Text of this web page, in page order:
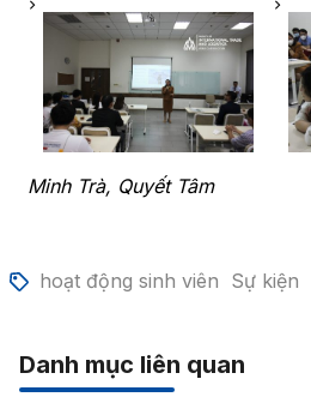
Minh Trà, Quyết Tâm
hoạt động sinh viên Sự kiện
Danh mục liên quan